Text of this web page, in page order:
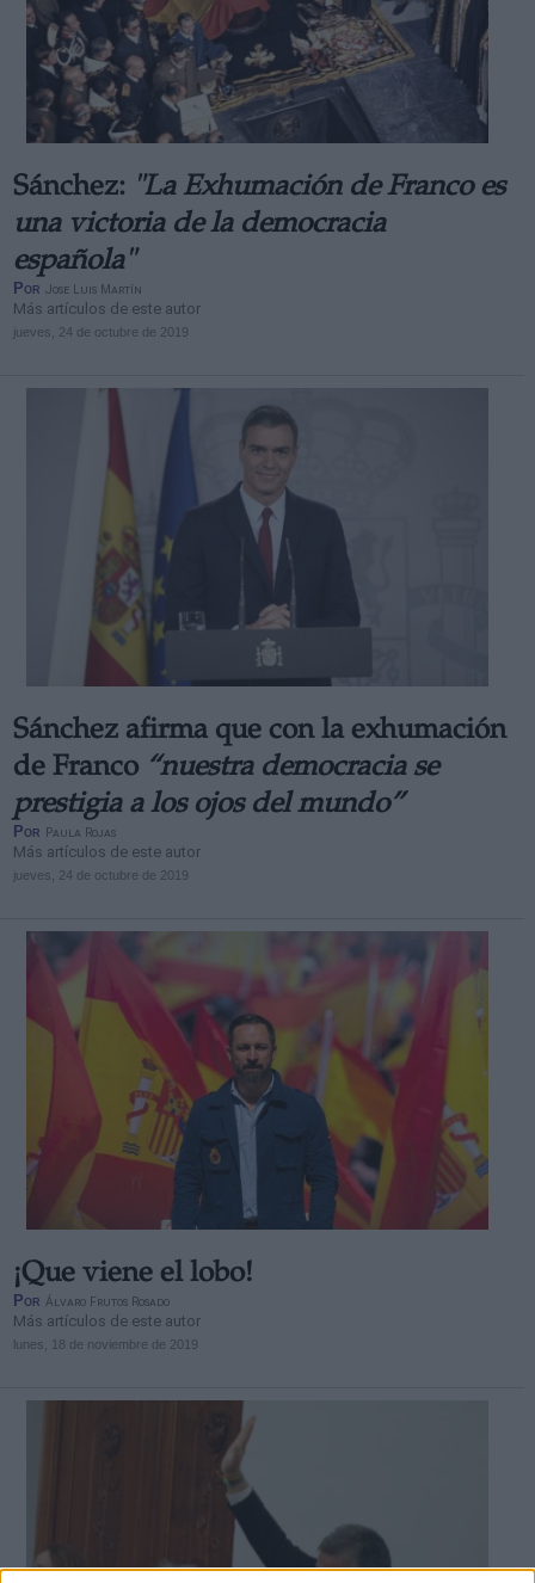
Sánchez: "La Exhumación de Franco es
una victoria de la democracia
española"
Por Jose Luis Martín
Más artículos de este autor
jueves, 24 de octubre de 2019
Sánchez afirma que con la exhumación
de Franco “nuestra democracia se
prestigia a los ojos del mundo”
Por Paula Rojas
Más artículos de este autor
jueves, 24 de octubre de 2019
¡Que viene el lobo!
Por Álvaro Frutos Rosado
Más artículos de este autor
lunes, 18 de noviembre de 2019